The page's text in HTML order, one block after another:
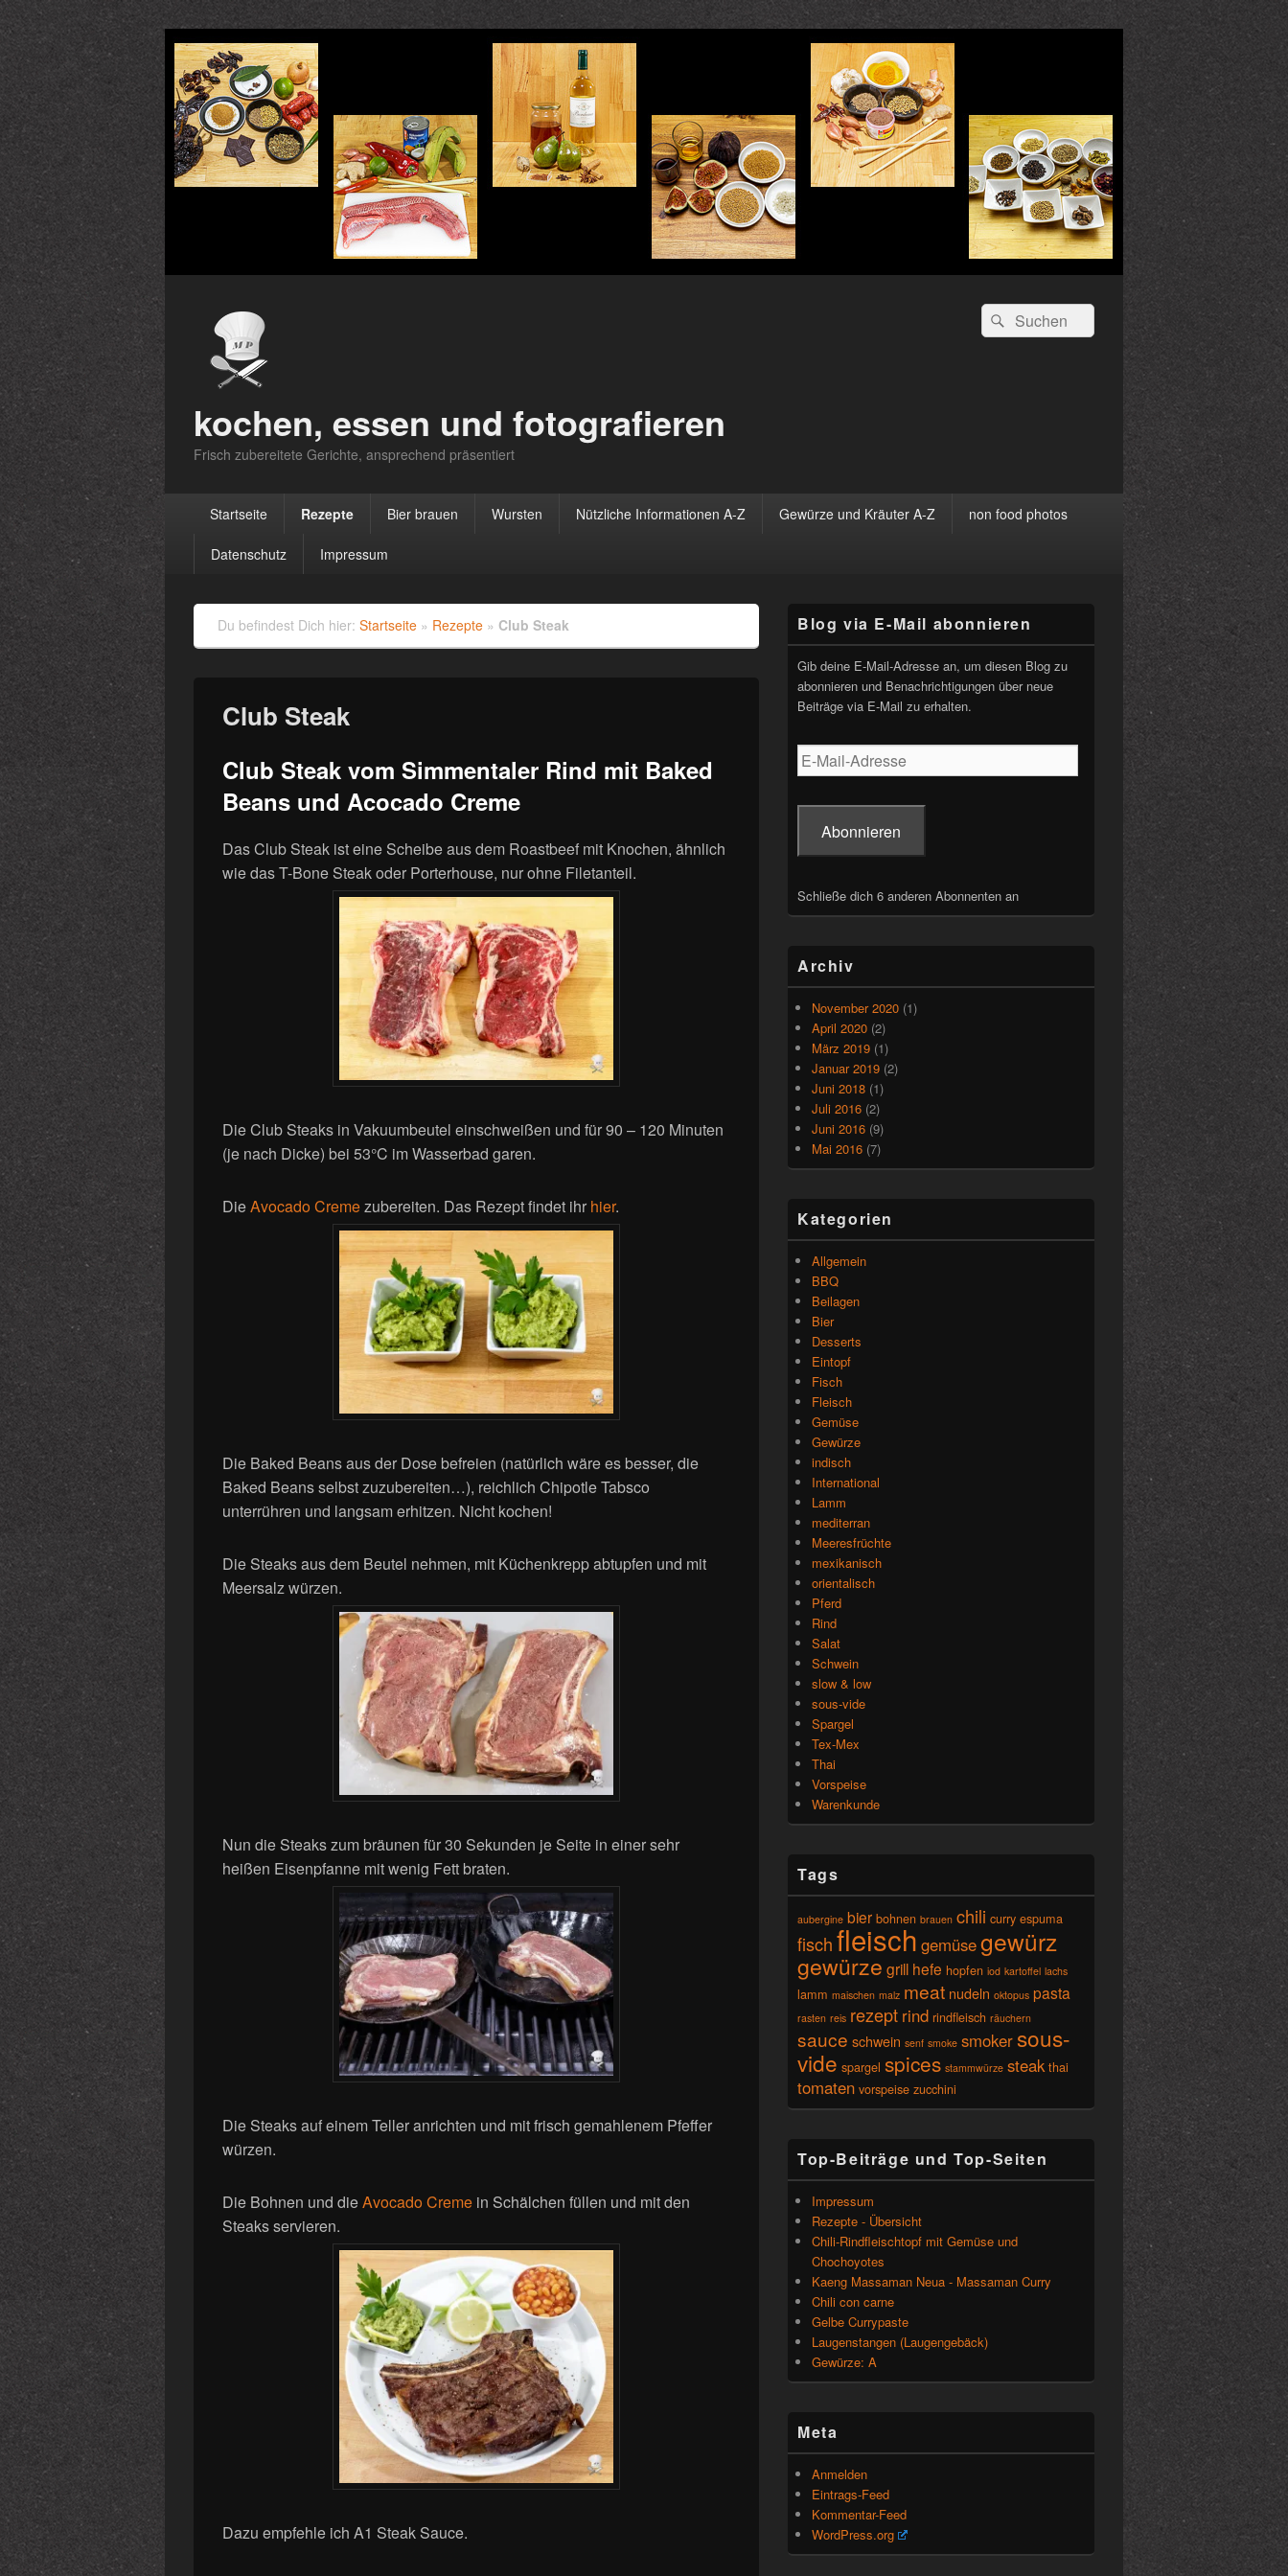
kochen, essen und fotografieren
Frisch zubereitete Gerichte, ansprechend präsentiert
Suchen
nach:
Suchen
Startseite Rezepte Bier brauen Wursten Nützliche Informationen A-Z Gewürze und Kräuter A-Z non food photos
Datenschutz Impressum
Du befindest Dich hier: Startseite » Rezepte » Club Steak
Club Steak
Club Steak vom Simmentaler Rind mit Baked
Beans und Acocado Creme
Das Club Steak ist eine Scheibe aus dem Roastbeef mit Knochen, ähnlich
wie das T-Bone Steak oder Porterhouse, nur ohne Filetanteil.
Die Club Steaks in Vakuumbeutel einschweißen und für 90 – 120 Minuten
(je nach Dicke) bei 53°C im Wasserbad garen.
DieAvocado Cremezubereiten. Das Rezept findet ihr hier.
Die Baked Beans aus der Dose befreien (natürlich wäre es besser, die
Baked Beans selbst zuzubereiten…), reichlich Chipotle Tabsco
unterrühren und langsam erhitzen. Nicht kochen!
Die Steaks aus dem Beutel nehmen, mit Küchenkrepp abtupfen und mit
Meersalz würzen.
Nun die Steaks zum bräunen für 30 Sekunden je Seite in einer sehr
heißen Eisenpfanne mit wenig Fett braten.
Die Steaks auf einem Teller anrichten und mit frisch gemahlenem Pfeffer
würzen.
Die Bohnen und dieAvocado Creme in Schälchen füllen und mit den
Steaks servieren.
Dazu empfehle ich A1 Steak Sauce.
Seitenleisten-
Widgetbereich
Blog via E-Mail abonnieren
Gib deine E-Mail-Adresse an, um diesen Blog zu
abonnieren und Benachrichtigungen über neue
Beiträge via E-Mail zu erhalten.
E-
Mail-
Abonnieren
Schließe dich 6 anderen Abonnenten an
Archiv
November 2020 (1)
April 2020 (2)
März 2019 (1)
Januar 2019 (2)
Juni 2018 (1)
Juli 2016 (2)
Juni 2016 (9)
Mai 2016 (7)
Kategorien
Allgemein
BBQ
Beilagen
Bier
Desserts
Eintopf
Fisch
Fleisch
Gemüse
Gewürze
indisch
International
Lamm
mediterran
Meeresfrüchte
mexikanisch
orientalisch
Pferd
Rind
Salat
Schwein
slow & low
sous-vide
Spargel
Tex-Mex
Thai
Vorspeise
Warenkunde
Tags
aubergine bier bohnen brauen chili curry espuma
fischfleisch gemüsegewürz
gewürze grill hefe hopfen iod kartoffel lachs
lamm maischen malz meat nudeln oktopus pasta
rasten reis rezept rind rindfleisch räuchern
sauce schwein senf smoke smokersous-
vide spargel spices stammwürze steak thai
tomaten vorspeise zucchini
Top-Beiträge und Top-Seiten
Impressum
Rezepte - Übersicht
Chili-Rindfleischtopf mit Gemüse und
Chochoyotes
Kaeng Massaman Neua - Massaman Curry
Chili con carne
Gelbe Currypaste
Laugenstangen (Laugengebäck)
Gewürze: A
Meta
Anmelden
Eintrags-Feed
Kommentar-Feed
WordPress.org